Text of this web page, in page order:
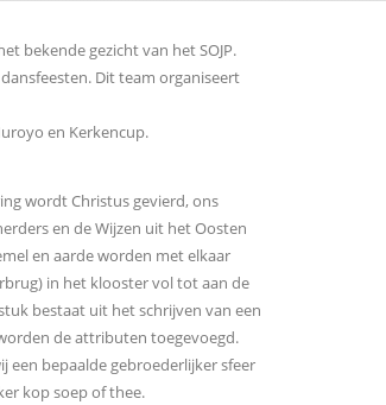
bekende gezicht van het SOJP.
Dit team organiseert
en Kerkencup.
wordt Christus gevierd, ons
en de Wijzen uit het Oosten
en aarde worden met elkaar
in het klooster vol tot aan de
bestaat uit het schrijven van een
de attributen toegevoegd.
een bepaalde gebroederlijker sfeer
kop soep of thee.